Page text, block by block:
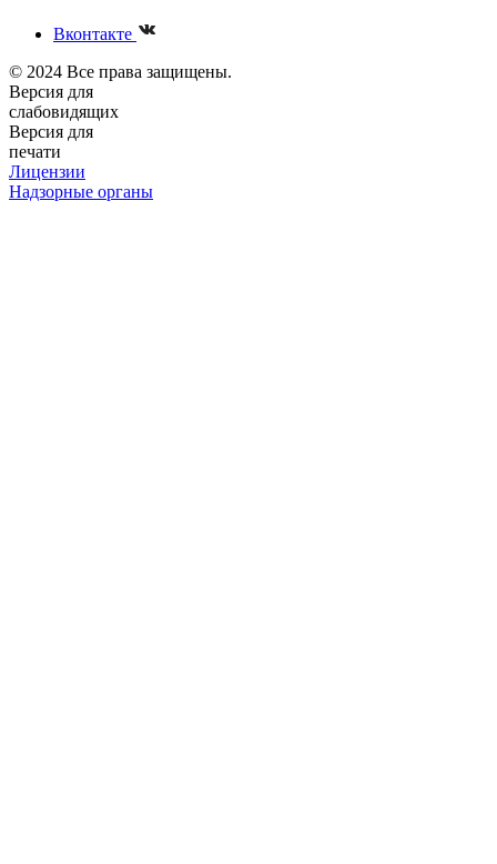
Вконтакте
© 2024 Все права защищены.
Версия для
слабовидящих
Версия для
печати
Лицензии
Надзорные органы